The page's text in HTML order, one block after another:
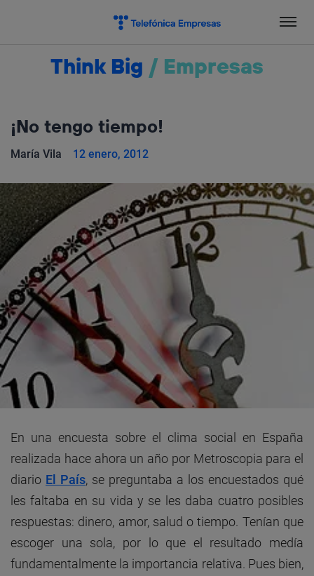
Think Big / Empresas
¡No tengo tiempo!
María Vila 12 enero, 2012
En una encuesta sobre el clima social en España
realizada hace ahora un año por Metroscopia para el
diario El País, se preguntaba a los encuestados qué
les faltaba en su vida y se les daba cuatro posibles
respuestas: dinero, amor, salud o tiempo. Tenían que
escoger una sola, por lo que el resultado medía
fundamentalmente la importancia relativa. Pues bien,